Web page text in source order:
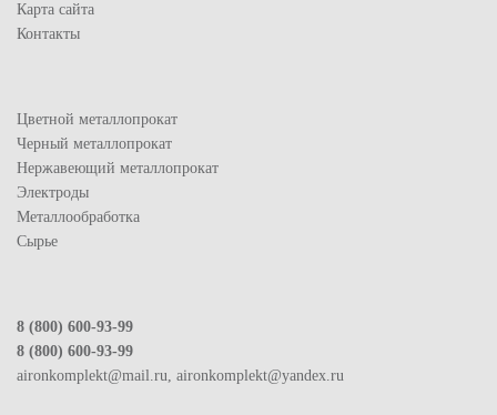
Карта сайта
Контакты
Цветной металлопрокат
Черный металлопрокат
Нержавеющий металлопрокат
Электроды
Металлообработка
Сырье
8 (800) 600-93-99
8 (800) 600-93-99
aironkomplekt@mail.ru, aironkomplekt@yandex.ru